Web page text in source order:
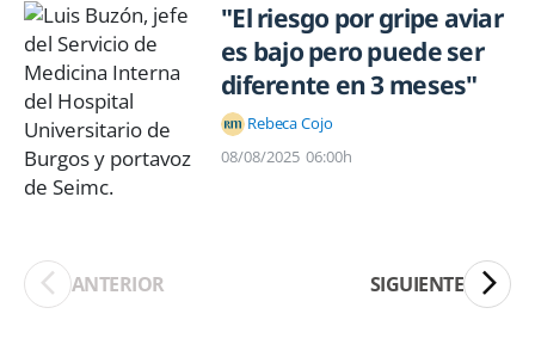
"El riesgo por gripe aviar
es bajo pero puede ser
diferente en 3 meses"
Rebeca Cojo
08/08/2025 06:00h
ANTERIOR SIGUIENTE